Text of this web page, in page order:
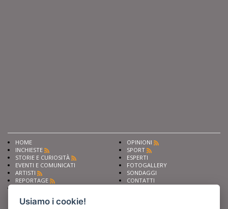
HOME
INCHIESTE
STORIE E CURIOSITÀ
EVENTI E COMUNICATI
ARTISTI
REPORTAGE
OPINIONI
SPORT
ESPERTI
FOTOGALLERY
SONDAGGI
CONTATTI
Usiamo i cookie!